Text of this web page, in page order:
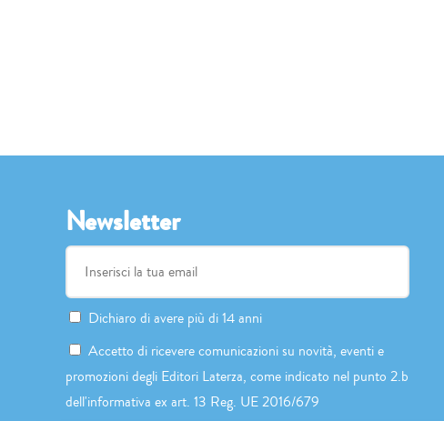
Newsletter
Dichiaro di avere più di 14 anni
Accetto di ricevere comunicazioni su novità, eventi e
promozioni degli Editori Laterza, come indicato nel punto 2.b
dell'informativa ex art. 13 Reg. UE 2016/679